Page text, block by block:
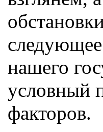
нашего
условный
факторов.